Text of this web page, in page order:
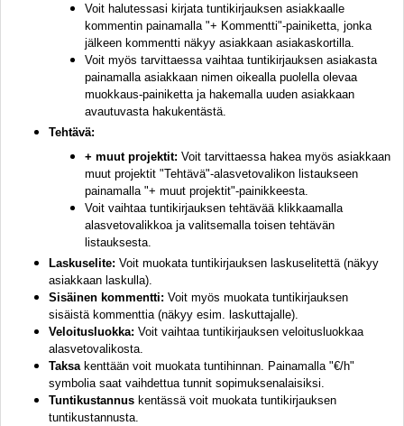
Voit halutessasi kirjata tuntikirjauksen asiakkaalle
kommentin painamalla "+ Kommentti"-painiketta, jonka
jälkeen kommentti näkyy asiakkaan asiakaskortilla.
Voit myös tarvittaessa vaihtaa tuntikirjauksen asiakasta
painamalla asiakkaan nimen oikealla puolella olevaa
muokkaus-painiketta ja hakemalla uuden asiakkaan
avautuvasta hakukentästä.
Tehtävä:
+ muut projektit: Voit tarvittaessa hakea myös asiakkaan
muut projektit "Tehtävä"-alasvetovalikon listaukseen
painamalla "+ muut projektit"-painikkeesta.
Voit vaihtaa tuntikirjauksen tehtävää klikkaamalla
alasvetovalikkoa ja valitsemalla toisen tehtävän
listauksesta.
Laskuselite: Voit muokata tuntikirjauksen laskuselitettä (näkyy
asiakkaan laskulla).
Sisäinen kommentti: Voit myös muokata tuntikirjauksen
sisäistä kommenttia (näkyy esim. laskuttajalle).
Veloitusluokka: Voit vaihtaa tuntikirjauksen veloitusluokkaa
alasvetovalikosta.
Taksa kenttään voit muokata tuntihinnan. Painamalla "€/h"
symbolia saat vaihdettua tunnit sopimuksenalaisiksi.
Tuntikustannus kentässä voit muokata tuntikirjauksen
tuntikustannusta.